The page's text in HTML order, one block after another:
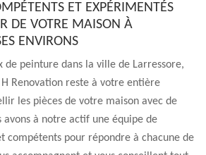
ET EXPÉRIMENTÉS
DE VOTRE MAISON À
ENVIRONS
de peinture dans la ville de Larressore,
Renovation reste à votre entière
les pièces de votre maison avec de
avons à notre actif une équipe de
compétents pour répondre à chacune de